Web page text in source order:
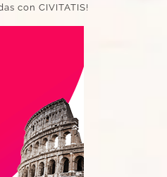
con CIVITATIS!